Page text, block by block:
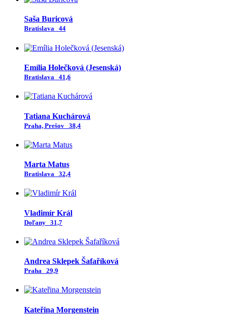
Saša Buricová
Bratislava 44
Emília Holečková (Jesenská)
Bratislava 41,6
Tatiana Kuchárová
Praha, Prešov 38,4
Marta Matus
Bratislava 32,4
Vladimír Král
Doľany 31,7
Andrea Sklepek Šafaříková
Praha 29,9
Kateřina Morgenstein